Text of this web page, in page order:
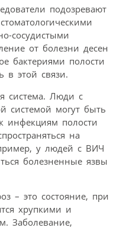
подозревают
сосудистыми
от болезни десен
бактериями полости
в этой связи.
система. Люди с
системой могут быть
инфекциям полости
на
у людей с ВИЧ
болезненные язвы
– это состояние, при
хрупкими и
Заболевание,